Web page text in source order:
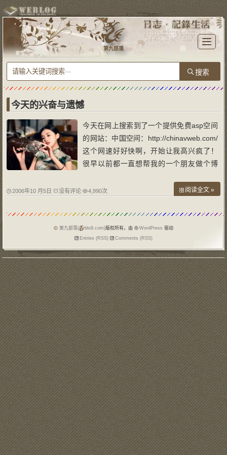
T
o
l
e
n
i
n
第九部落
今天的兴奋与遗憾
今天在网上搜索到了一个提供免费asp空间
的网站：中国空间：http://chinavweb.com/
这个网速好好快啊，开始让我高兴疯了！
很早以前都一直想帮我的一个朋友做个博
每次进她的博客的时候都很慢，我要我网外
还打不开。所以我今天很高兴的去修改了
2006年10 月5日 没有评论 4,990次 阅读全文 »
第九部落( blo9.com)版权所有，由 WordPress 驱动
Entries (RSS)
Comments (RSS)